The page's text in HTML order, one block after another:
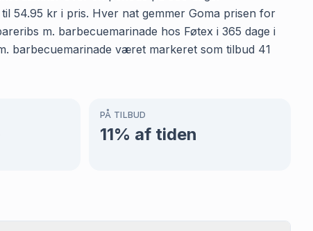
54.95 kr i pris. Hver nat gemmer Goma prisen for
m. barbecuemarinade hos Føtex i 365 dage i
barbecuemarinade været markeret som tilbud 41
PÅ TILBUD
11% af tiden